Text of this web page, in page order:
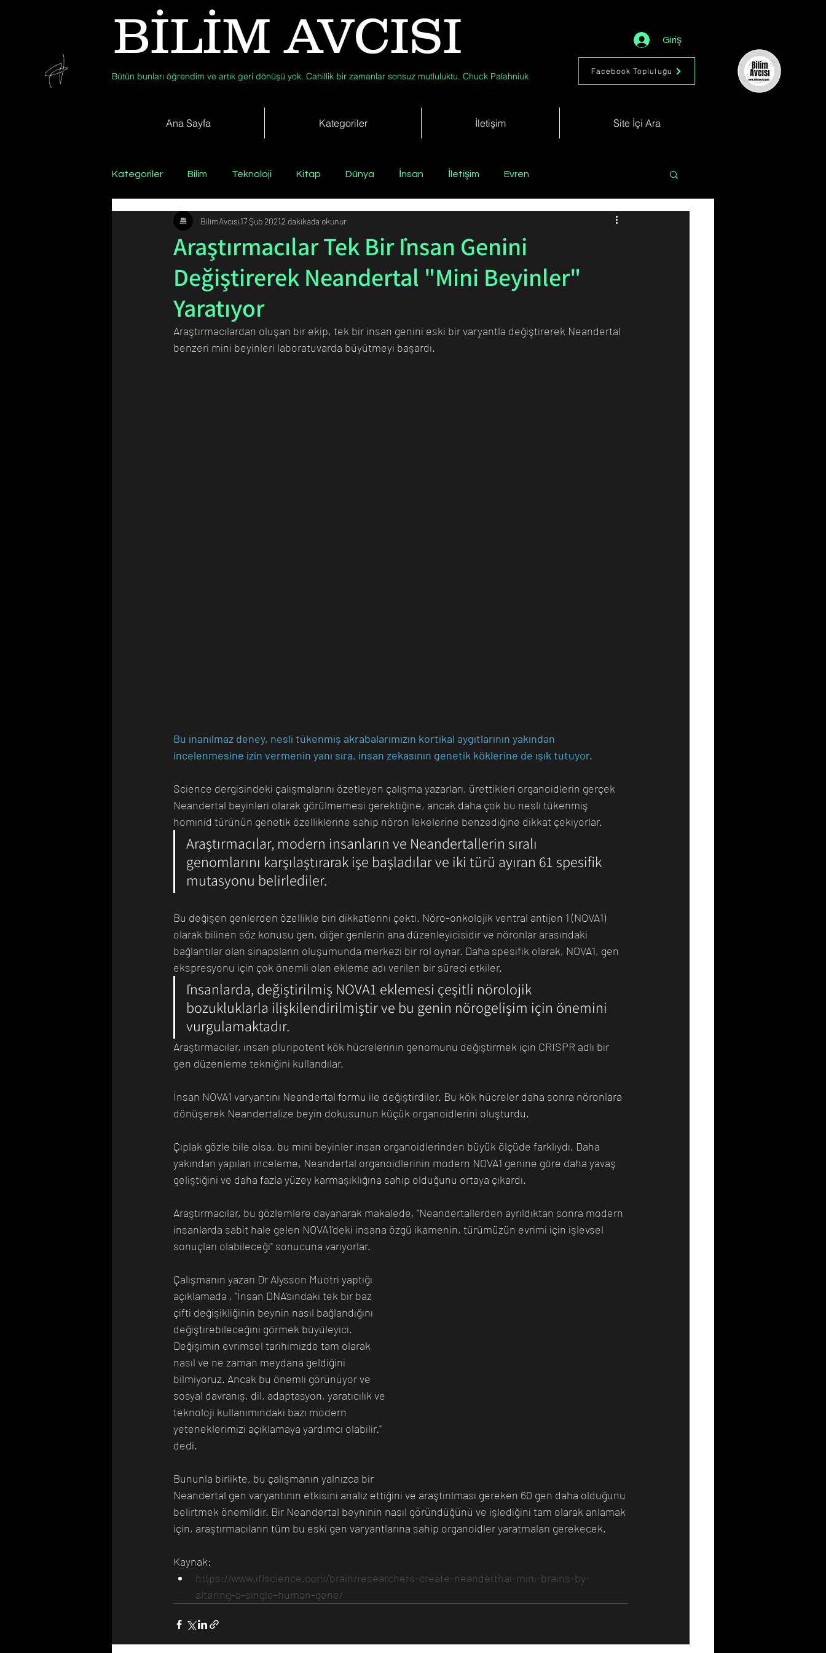
BİLİM AVCISI
Bütün bunları öğrendim ve artık geri dönüşü yok. Cahillik bir zamanlar sonsuz mutluluktu. Chuck Palahniuk
Giriş
Facebook Topluluğu
Ana Sayfa Kategoriler İletişim Site İçi Ara
Kategoriler Bilim Teknoloji Kitap Dünya İnsan İletişim Evren
Psikoloji / Sosyoloji / Felsefe Tıp Arkeoloji
Günün Fotoğrafı Biyoloji Günün Düşüneni Çevre Kısa Kısa Bilim
Araştırmacılar Tek Bir İnsan Genini
Değiştirerek Neandertal "Mini Beyinler"
Yaratıyor
BilimAvcısı17 Şub 20212 dakikada okunur
Araştırmacılardan oluşan bir ekip, tek bir insan genini eski bir varyantla değiştirerek Neandertal
benzeri mini beyinleri laboratuvarda büyütmeyi başardı.
Bu inanılmaz deney, nesli tükenmiş akrabalarımızın kortikal aygıtlarının yakından
incelenmesine izin vermenin yanı sıra, insan zekasının genetik köklerine de ışık tutuyor.
Science dergisindeki çalışmalarını özetleyen çalışma yazarları, ürettikleri organoidlerin gerçek
Neandertal beyinleri olarak görülmemesi gerektiğine, ancak daha çok bu nesli tükenmiş
hominid türünün genetik özelliklerine sahip nöron lekelerine benzediğine dikkat çekiyorlar.
Araştırmacılar, modern insanların ve Neandertallerin sıralı
genomlarını karşılaştırarak işe başladılar ve iki türü ayıran 61 spesifik
mutasyonu belirlediler.
Bu değişen genlerden özellikle biri dikkatlerini çekti. Nöro-onkolojik ventral antijen 1 (NOVA1)
olarak bilinen söz konusu gen, diğer genlerin ana düzenleyicisidir ve nöronlar arasındaki
bağlantılar olan sinapsların oluşumunda merkezi bir rol oynar. Daha spesifik olarak, NOVA1, gen
ekspresyonu için çok önemli olan ekleme adı verilen bir süreci etkiler.
İnsanlarda, değiştirilmiş NOVA1 eklemesi çeşitli nörolojik
bozukluklarla ilişkilendirilmiştir ve bu genin nörogelişim için önemini
vurgulamaktadır.
Araştırmacılar, insan pluripotent kök hücrelerinin genomunu değiştirmek için CRISPR adlı bir
gen düzenleme tekniğini kullandılar.
İnsan NOVA1 varyantını Neandertal formu ile değiştirdiler. Bu kök hücreler daha sonra nöronlara
dönüşerek Neandertalize beyin dokusunun küçük organoidlerini oluşturdu.
Çıplak gözle bile olsa, bu mini beyinler insan organoidlerinden büyük ölçüde farklıydı. Daha
yakından yapılan inceleme, Neandertal organoidlerinin modern NOVA1 genine göre daha yavaş
geliştiğini ve daha fazla yüzey karmaşıklığına sahip olduğunu ortaya çıkardı.
Araştırmacılar, bu gözlemlere dayanarak makalede, "Neandertallerden ayrıldıktan sonra modern
insanlarda sabit hale gelen NOVA1'deki insana özgü ikamenin, türümüzün evrimi için işlevsel
sonuçları olabileceği" sonucuna varıyorlar.
Çalışmanın yazarı Dr Alysson Muotri yaptığı
açıklamada , "İnsan DNA'sındaki tek bir baz
çifti değişikliğinin beynin nasıl bağlandığını
değiştirebileceğini görmek büyüleyici.
Değişimin evrimsel tarihimizde tam olarak
nasıl ve ne zaman meydana geldiğini
bilmiyoruz. Ancak bu önemli görünüyor ve
sosyal davranış, dil, adaptasyon, yaratıcılık ve
teknoloji kullanımındaki bazı modern
yeteneklerimizi açıklamaya yardımcı olabilir."
dedi.
Bununla birlikte, bu çalışmanın yalnızca bir
Neandertal gen varyantının etkisini analiz ettiğini ve araştırılması gereken 60 gen daha olduğunu
belirtmek önemlidir. Bir Neandertal beyninin nasıl göründüğünü ve işlediğini tam olarak anlamak
için, araştırmacıların tüm bu eski gen varyantlarına sahip organoidler yaratmaları gerekecek.
Kaynak:
https://www.iflscience.com/brain/researchers-create-neanderthal-mini-brains-by-
altering-a-single-human-gene/